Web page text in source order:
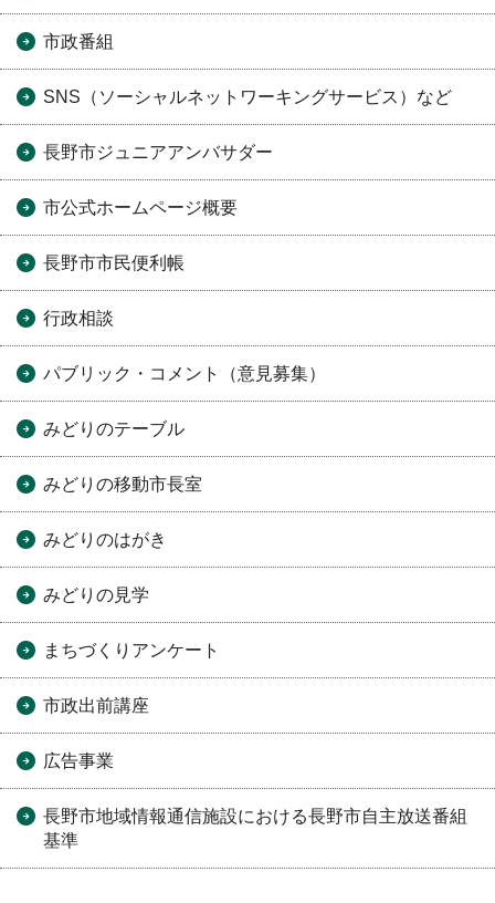
市政番組
SNS（ソーシャルネットワーキングサービス）など
長野市ジュニアアンバサダー
市公式ホームページ概要
長野市市民便利帳
行政相談
パブリック・コメント（意見募集）
みどりのテーブル
みどりの移動市長室
みどりのはがき
みどりの見学
まちづくりアンケート
市政出前講座
広告事業
長野市地域情報通信施設における長野市自主放送番組
基準